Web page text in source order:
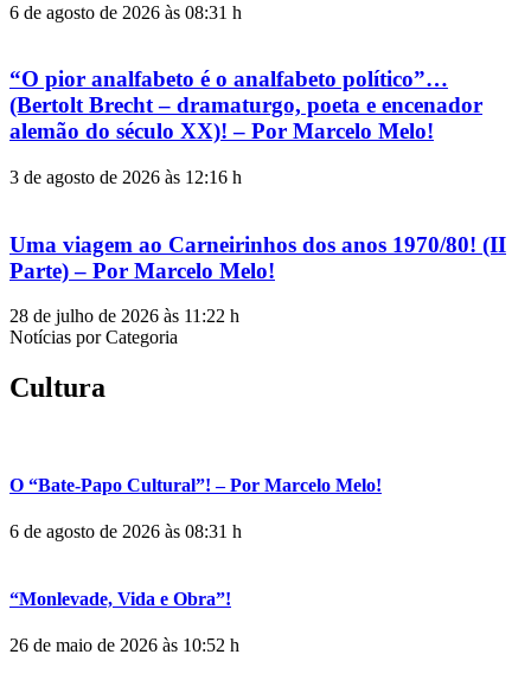
6 de agosto de 2026 às 08:31 h
“O pior analfabeto é o analfabeto político”…
(Bertolt Brecht – dramaturgo, poeta e encenador
alemão do século XX)! – Por Marcelo Melo!
3 de agosto de 2026 às 12:16 h
Uma viagem ao Carneirinhos dos anos 1970/80! (II
Parte) – Por Marcelo Melo!
28 de julho de 2026 às 11:22 h
Notícias por Categoria
Cultura
O “Bate-Papo Cultural”! – Por Marcelo Melo!
6 de agosto de 2026 às 08:31 h
“Monlevade, Vida e Obra”!
26 de maio de 2026 às 10:52 h